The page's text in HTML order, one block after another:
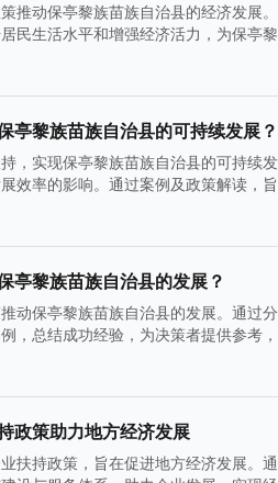
推动保亭黎族苗族自治县的经济发展
民生活水平和增强经济活力，为保亭
亭黎族苗族自治县的可持续发展？
，实现保亭黎族苗族自治县的可持续
效率的影响。通过案例及政策解读，
亭黎族苗族自治县的发展？
动保亭黎族苗族自治县的发展。通过
，总结成功经验，为决策者提供参考
政策助力地方经济发展
扶持政策，旨在促进地方经济发展。